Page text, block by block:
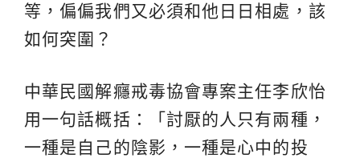
等，偏偏我們又必須和他日日相處，該
如何突圍？
中華民國解癮戒毒協會專案主任李欣怡
用一句話概括：「討厭的人只有兩種，
一種是自己的陰影，一種是心中的投